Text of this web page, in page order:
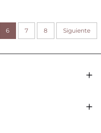
CIERRE MAGNÉTICO
6 7 8 Siguiente